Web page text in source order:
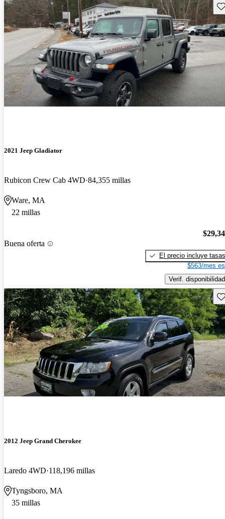
2021 Jeep Gladiator
Rubicon Crew Cab 4WD 84,355 millas
Ware, MA
22 millas
Buena oferta
El precio incluye tasas
$563/mes
Verif. disponibilidad
2012 Jeep Grand Cherokee
Laredo 4WD 118,196 millas
Tyngsboro, MA
35 millas